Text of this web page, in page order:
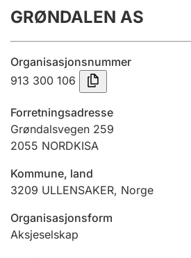
Årsrekneskap
Innsending og forseinkingsgebyr
Tinglysing
Jeger
Ektepaktrettleiaren
GRØNDALEN AS
Organisasjonsnummer
913 300 106
Forretningsadresse
Grøndalsvegen 259
2055 NORDKISA
Kommune, land
3209 ULLENSAKER, Norge
Organisasjonsform
Aksjeselskap